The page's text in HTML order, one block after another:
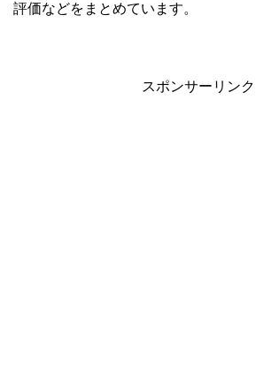
評価などをまとめています。
スポンサーリンク